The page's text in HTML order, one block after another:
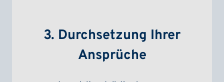
3. Durchsetzung Ihrer
Ansprüche